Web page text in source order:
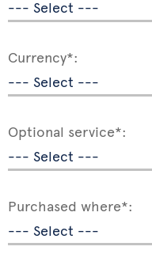
Currency*:
Optional service*:
Purchased where*: